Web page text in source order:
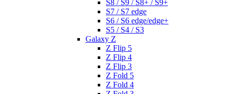
S8 / S9 / S8+ / S9+
S7 / S7 edge
S6 / S6 edge/edge+
S5 / S4 / S3
Galaxy Z
Z Flip 5
Z Flip 4
Z Flip 3
Z Fold 5
Z Fold 4